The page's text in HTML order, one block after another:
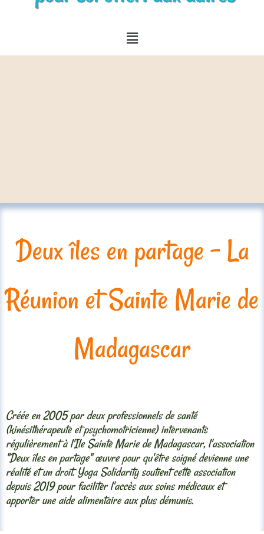
Deux îles en partage - La
Réunion et Sainte Marie de
Madagascar
Créée en 2005 par deux professionnels de santé
(kinésithérapeute et psychomotricienne) intervenants
régulièrement à l'Ile Sainte Marie de Madagascar, l'association
"Deux îles en partage" œuvre pour qu'être soigné devienne une
réalité et un droit. Yoga Solidarity soutient cette association
depuis 2019 pour faciliter l'accès aux soins médicaux et
apporter une aide alimentaire aux plus démunis.